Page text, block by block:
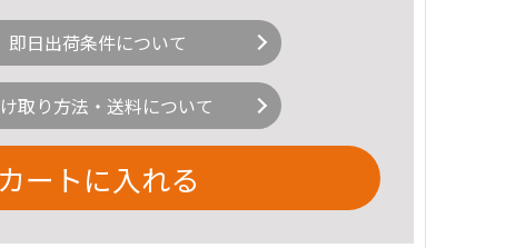
即日出荷条件について
取り方法・送料について
カートに入れる